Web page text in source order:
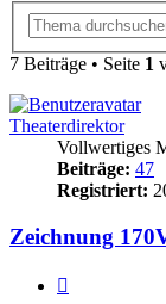
7 Beiträge • Seite 1
Theaterdirektor
Vollwertiges
Beiträge: 47
Registriert:
Zeichnung